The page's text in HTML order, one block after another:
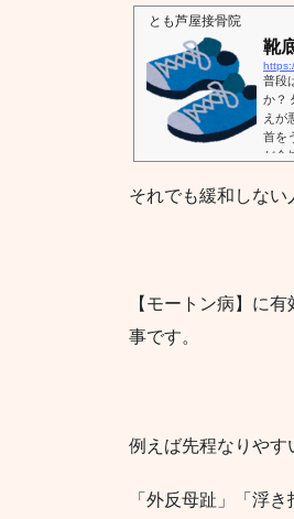
とも芦屋接骨院
靴
普段
か？
えが
首を
だ全
調に
それでも緩和しない
【モートン病】に
事です。
例えば先程なりやす
「外反母趾」「浮